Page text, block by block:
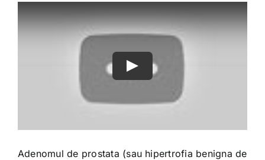
Adenomul de prostata (sau hipertrofia benigna de